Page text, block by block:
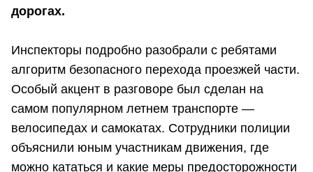
дорогах.
Инспекторы подробно разобрали с ребятами
алгоритм безопасного перехода проезжей части.
Особый акцент в разговоре был сделан на
самом популярном летнем транспорте —
велосипедах и самокатах. Сотрудники полиции
объяснили юным участникам движения, где
можно кататься и какие меры предосторожности